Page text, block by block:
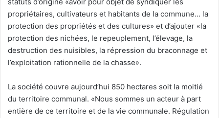
propriétaires, cultivateurs et habitants de la commune… la
protection des propriétés et des cultures» et d’ajouter «la
protection des nichées, le repeuplement, l’élevage, la
destruction des nuisibles, la répression du braconnage et
l’exploitation rationnelle de la chasse».
La société couvre aujourd’hui 850 hectares soit la moitié
du territoire communal. «Nous sommes un acteur à part
entière de ce territoire et de la vie communale. Régulation